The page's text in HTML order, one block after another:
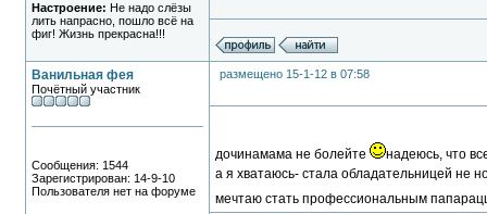
Настроение: Не надо слёзы
лить напрасно, пошло всё на
фиг! Жизнь прекрасна!!!
Ванильная фея
Почётный участник
Сообщения: 1544
Зарегистрирован: 14-9-10
Пользователя нет на форуме
размещено 15-1-12 в 07:58
дочинамама не болейте
надеюсь, что
а я хватаюсь- стала обладательницей не
мечтаю стать профессиональным